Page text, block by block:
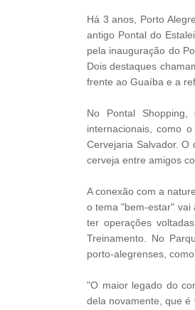
Há 3 anos, Porto
antigo Pontal do
pela inauguração do
Dois destaques
frente ao Guaíba e a
No Pontal
internacionais, como
Cervejaria Salvador.
cerveja entre amigos
A conexão com a
o tema "bem-estar" vai
ter operações
Treinamento. No
porto-alegrenses,
"O maior legado do
dela novamente, que é